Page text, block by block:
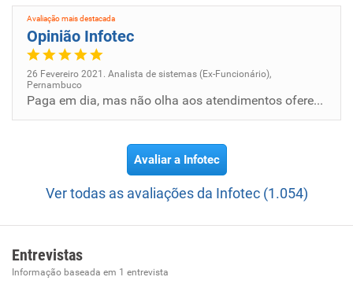
Avaliação mais destacada
Opinião Infotec
26 Fevereiro 2021. Analista de sistemas (Ex-Funcionário),
Pernambuco
Paga em dia, mas não olha aos atendimentos oferecidos aos seus colaboradores.
Avaliar a Infotec
Ver todas as avaliações da Infotec (1.054)
Entrevistas
Informação baseada em 1 entrevista